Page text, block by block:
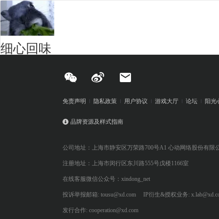
细心回味
免责声明 隐私政策 用户协议 游戏大厅 论坛 阳光
品牌资源及样式指南
公司地址：上海市静安区万荣路700号A1 心动网络股份有限
注册地址：上海市闵行区东川路555号戊楼1166室
在线客服微信公众号：xindong_net
投诉举报邮箱: tousu@xd.com IP衍生&授权业务:
发行合作: cooperation@xd.com